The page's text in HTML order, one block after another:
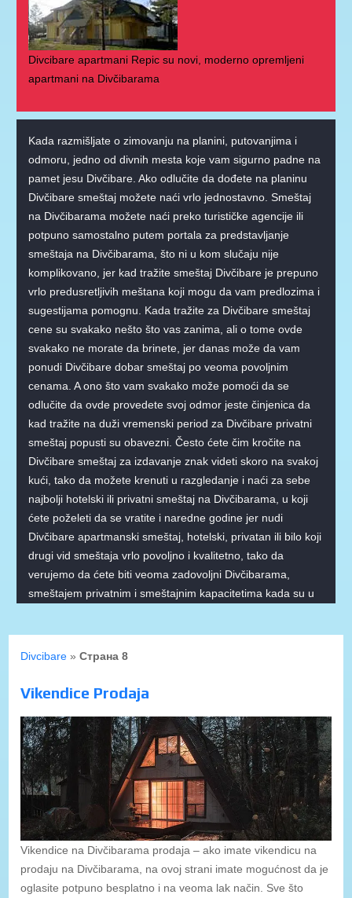
Divcibare apartmani Repic su novi, moderno opremljeni
apartmani na Divčibarama
Kada razmišljate o zimovanju na planini, putovanjima i
odmoru, jedno od divnih mesta koje vam sigurno padne na
pamet jesu Divčibare. Ako odlučite da dođete na planinu
Divčibare smeštaj možete naći vrlo jednostavno. Smeštaj
na Divčibarama možete naći preko turističke agencije ili
potpuno samostalno putem portala za predstavljanje
smeštaja na Divčibarama, što ni u kom slučaju nije
komplikovano, jer kad tražite smeštaj Divčibare je prepuno
vrlo predusretljivih meštana koji mogu da vam predlozima i
sugestijama pomognu. Kada tražite za Divčibare smeštaj
cene su svakako nešto što vas zanima, ali o tome ovde
svakako ne morate da brinete, jer danas može da vam
ponudi Divčibare dobar smeštaj po veoma povoljnim
cenama. A ono što vam svakako može pomoći da se
odlučite da ovde provedete svoj odmor jeste činjenica da
kad tražite na duži vremenski period za Divčibare privatni
smeštaj popusti su obavezni. Često ćete čim kročite na
Divčibare smeštaj za izdavanje znak videti skoro na svakoj
kući, tako da možete krenuti u razgledanje i naći za sebe
najbolji hotelski ili privatni smeštaj na Divčibarama, u koji
ćete poželeti da se vratite i naredne godine jer nudi
Divčibare apartmanski smeštaj, hotelski, privatan ili bilo koji
drugi vid smeštaja vrlo povoljno i kvalitetno, tako da
verujemo da ćete biti veoma zadovoljni Divčibarama,
smeštajem privatnim i smeštajnim kapacitetima kada su u
Divcibare »Страна 8
Vikendice Prodaja
Vikendice na Divčibarama prodaja – ako imate vikendicu na
prodaju na Divčibarama, na ovoj strani imate mogućnost da je
oglasite potpuno besplatno i na veoma lak način. Sve što